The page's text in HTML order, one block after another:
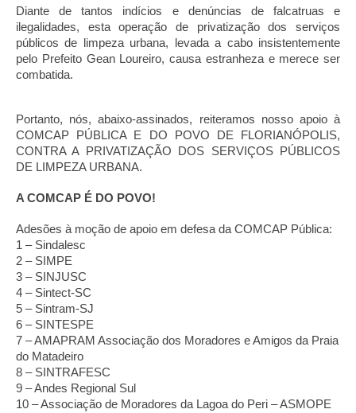
Diante de tantos indícios e denúncias de falcatruas e
ilegalidades, esta operação de privatização dos serviços
públicos de limpeza urbana, levada a cabo insistentemente
pelo Prefeito Gean Loureiro, causa estranheza e merece ser
combatida.
Portanto, nós, abaixo-assinados, reiteramos nosso apoio à
COMCAP PÚBLICA E DO POVO DE FLORIANÓPOLIS,
CONTRA A PRIVATIZAÇÃO DOS SERVIÇOS PÚBLICOS
DE LIMPEZA URBANA.
A COMCAP É DO POVO!
Adesões à moção de apoio em defesa da COMCAP Pública:
1 – Sindalesc
2 – SIMPE
3 – SINJUSC
4 – Sintect-SC
5 – Sintram-SJ
6 – SINTESPE
7 – AMAPRAM Associação dos Moradores e Amigos da Praia
do Matadeiro
8 – SINTRAFESC
9 – Andes Regional Sul
10 – Associação de Moradores da Lagoa do Peri – ASMOPE